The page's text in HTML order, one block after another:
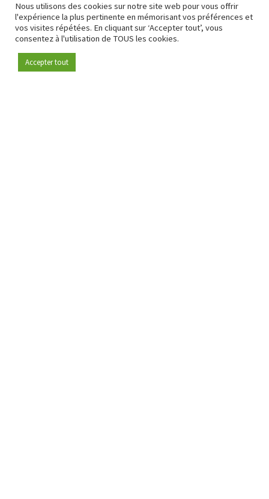
Devenez membre
Nous utilisons des cookies sur notre site web pour vous offrir
l'expérience la plus pertinente en mémorisant vos préférences et
vos visites répétées. En cliquant sur ‘Accepter tout’, vous
consentez à l'utilisation de TOUS les cookies.
Accepter tout